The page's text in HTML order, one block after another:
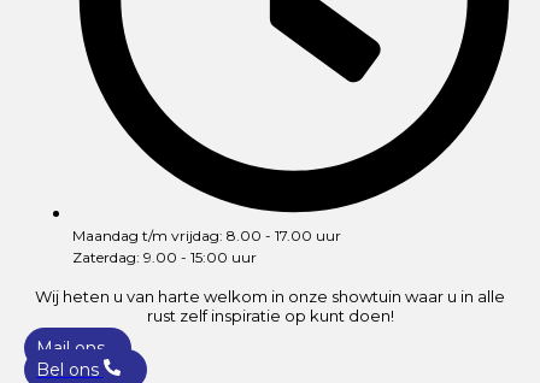
Maandag t/m vrijdag: 8.00 - 17.00 uur
Zaterdag: 9.00 - 15:00 uur
Wij heten u van harte welkom in onze showtuin waar u in alle
rust zelf inspiratie op kunt doen!
Mail ons
Bel ons